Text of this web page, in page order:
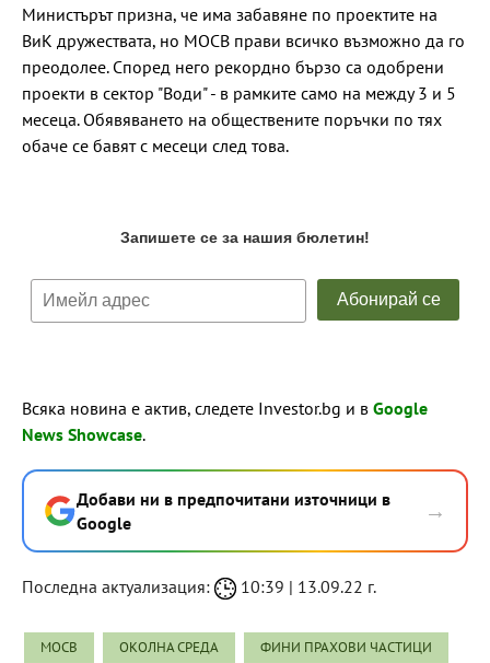
Министърът призна, че има забавяне по проектите на
ВиК дружествата, но МОСВ прави всичко възможно да го
преодолее. Според него рекордно бързо са одобрени
проекти в сектор "Води" - в рамките само на между 3 и 5
месеца. Обявяването на обществените поръчки по тях
обаче се бавят с месеци след това.
Всяка новина е актив, следете Investor.bg и в Google
News Showcase.
Добави ни в предпочитани източници в
Google
→
Последна актуализация: 10:39 | 13.09.22 г.
МОСВ ОКОЛНА СРЕДА ФИНИ ПРАХОВИ ЧАСТИЦИ